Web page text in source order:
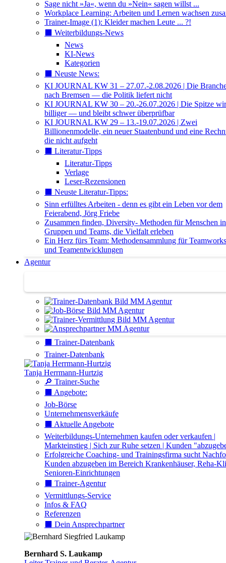
Sage nicht »Ja«, wenn du »Nein« sagen willst ...
Workplace Learning: Arbeiten und Lernen wachsen
Trainer-Image (1): Kleider machen Leute ... ?!
⬛️ Weiterbildungs-News
News
KI-News
Kategorien
⬛️ Neuste News:
KI JOURNAL KW 31 – 27.07.-2.08.2026 | Die
nach Bremsen — die Politik liefert nicht
KI JOURNAL KW 30 – 20.-26.07.2026 | Die Spitze
billiger — und bleibt schwer überprüfbar
KI JOURNAL KW 29 – 13.-19.07.2026 | Zwei
Billionenmodelle, ein neuer Staatenbund und eine
die nicht aufgeht
⬛️ Literatur-Tipps
Literatur-Tipps
Verlage
Leser-Rezensionen
⬛️ Neuste Literatur-Tipps:
Sinn erfülltes Arbeiten - denn es gibt ein Leben vor dem
Feierabend, Jörg Friebe
Zusammen finden, Diversity- Methoden für Menschen in
Gruppen und Teams, die Vielfalt erleben
Ein Herz fürs Team: Methodensammlung für
und Teamentwicklungen
Agentur
⬛️ Trainer-Datenbank
Trainer-Datenbank
Tanja Herrmann-Hurtzig
🔎 Trainer-Suche
⬛️ Angebote:
Job-Börse
Unternehmensverkäufe
⬛️ Aktuelle Angebote
Weiterbildungs-Unternehmen kaufen oder verkaufen |
Markteinstieg | Sich zur Ruhe setzen | Kunden
Erfolgreiche Coaching- und Trainingsfirma sucht
Kunden abzugeben im Bereich Krankenhäuser, Reha-
Senioren-Einrichtungen
⬛️ Trainer-Agentur
Vermittlungs-Service
Infos & FAQ
Referenzen
⬛️ Dein Ansprechpartner
Bernhard S. Laukamp